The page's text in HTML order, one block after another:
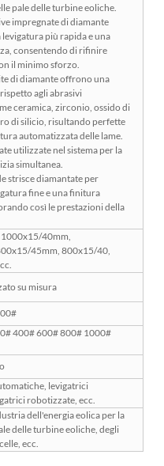
pale delle turbine eoliche.
impregnate di diamante
più rapida e una
consentendo di rifinire
il minimo sforzo.
di diamante offrono una
agli abrasivi
ceramica, zirconio, ossido di
di silicio, risultando perfette
automatizzata delle lame.
utilizzate nel sistema per la
simultanea.
strisce diamantate per
fine e una finitura
così le prestazioni della
40mm,
45mm, 800x15/40,
su misura
400# 600# 800# 1000#
levigatrici
robotizzate, ecc.
dell'energia eolica per la
delle turbine eoliche, degli
ecc.